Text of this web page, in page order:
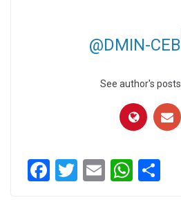
@DMIN-CEB
See author's posts
F
T
E
W